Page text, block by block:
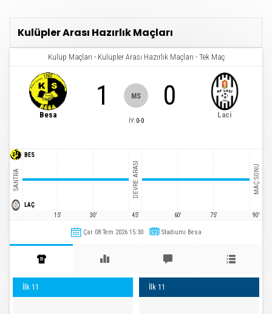
Kulüpler Arası Hazırlık Maçları
Kulüp Maçları - Kulüpler Arası Hazırlık Maçları - Tek Maç
Besa
1 MS 0
Laci
İY: 0-0
BES
SANTRA
LAÇ
15'
30'
DEVRE ARASI
45' 60' 75'
MAÇ SONU
90'
Çar 08 Tem 2026 15:30 Stadiumi Besa
İlk 11 İlk 11